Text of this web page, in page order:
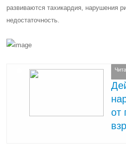
развиваются тахикардия, нарушения
недостаточность.
от